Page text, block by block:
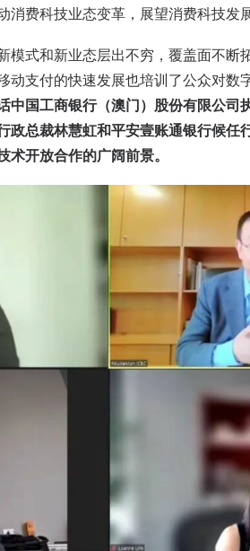
费科技业态变革，展望消费科技发
模式和新业态层出不穷，覆盖面不断
支付的快速发展也培训了公众对数
中国工商银行（澳门）股份有限公司
政总裁林慧虹和平安壹账通银行候任
开放合作的广阔前景。